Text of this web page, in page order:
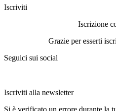
Iscriviti
Iscrizione
Grazie per esserti
Seguici sui social
Iscriviti alla newsletter
Si è verificato un errore durante la